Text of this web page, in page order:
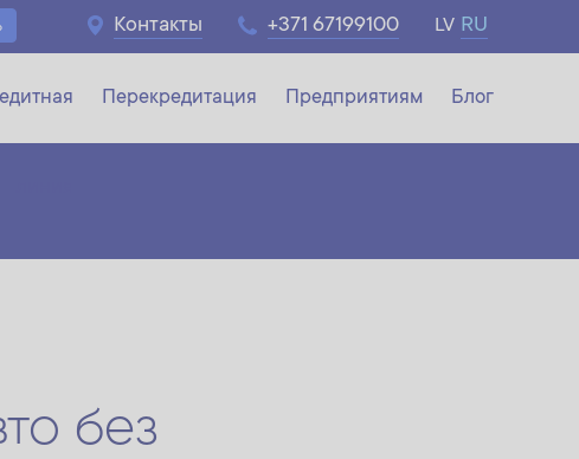
Контакты +371 67199100 RU
LV
Перекредитация Предприятиям Блог
без